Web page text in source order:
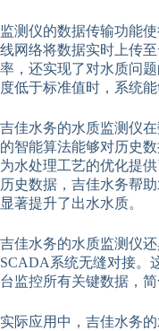
监测仪的数据传输功能
线网络将数据实时上传
率，还实现了对水质问
度低于标准值时，系统
吉佳水务的水质监测仪
的智能算法能够对历史
为水处理工艺的优化提
历史数据，吉佳水务帮
显著提升了出水水质。
吉佳水务的水质监测仪
SCADA系统无缝对接。
台监控所有关键数据，
实际应用中，吉佳水务